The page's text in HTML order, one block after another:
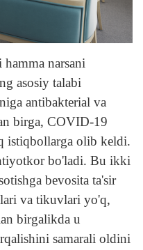
narsani
asosiy talabi
antibakterial va
birga, COVID-19
istiqbollarga olib keldi.
bo'ladi. Bu ikki
bevosita ta'sir
va tikuvlari yo'q,
birgalikda u
samarali oldini